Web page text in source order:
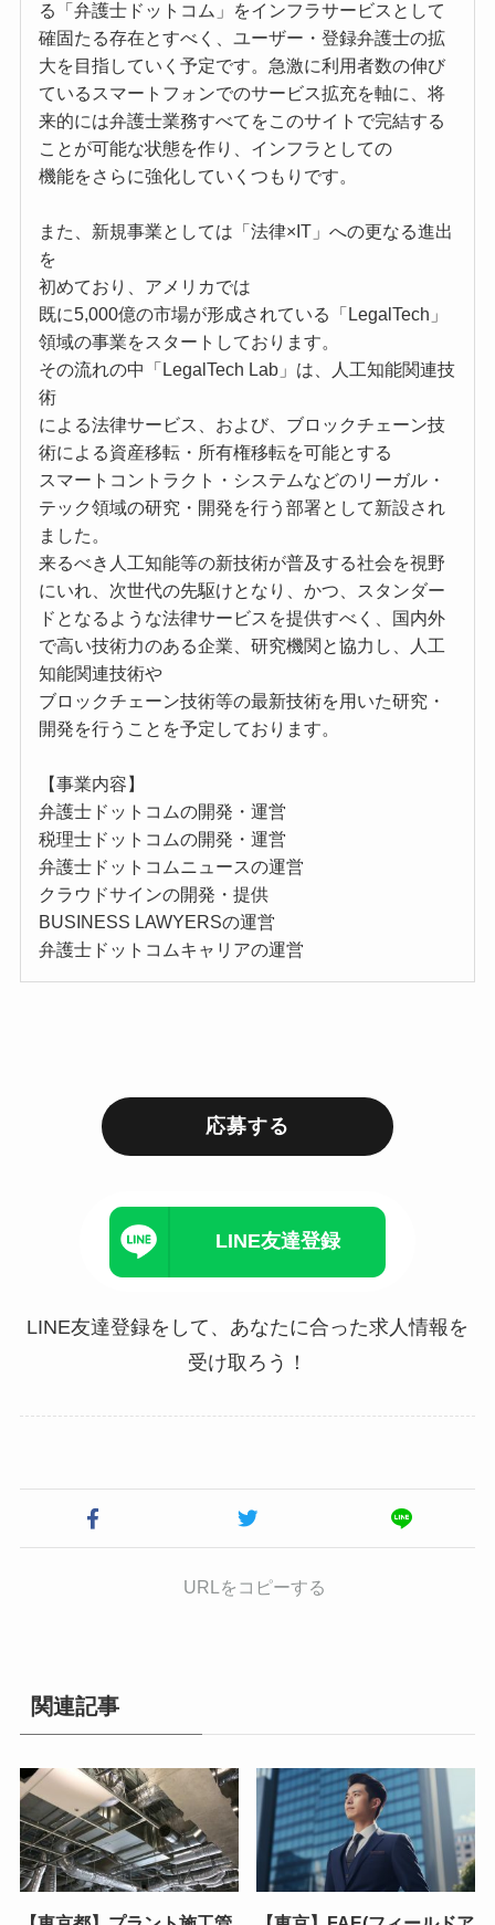
る「弁護士ドットコム」をインフラサービスとして
確固たる存在とすべく、ユーザー・登録弁護士の拡
大を目指していく予定です。急激に利用者数の伸び
ているスマートフォンでのサービス拡充を軸に、将
来的には弁護士業務すべてをこのサイトで完結する
ことが可能な状態を作り、インフラとしての
機能をさらに強化していくつもりです。
また、新規事業としては「法律×IT」への更なる進出
を
初めており、アメリカでは
既に5,000億の市場が形成されている「LegalTech」
領域の事業をスタートしております。
その流れの中「LegalTech Lab」は、人工知能関連技
術
による法律サービス、および、ブロックチェーン技
術による資産移転・所有権移転を可能とする
スマートコントラクト・システムなどのリーガル・
テック領域の研究・開発を行う部署として新設され
ました。
来るべき人工知能等の新技術が普及する社会を視野
にいれ、次世代の先駆けとなり、かつ、スタンダー
ドとなるような法律サービスを提供すべく、国内外
で⾼い技術⼒のある企業、研究機関と協⼒し、人工
知能関連技術や
ブロックチェーン技術等の最新技術を用いた研究・
開発を⾏うことを予定しております。
【事業内容】
弁護士ドットコムの開発・運営
税理士ドットコムの開発・運営
弁護士ドットコムニュースの運営
クラウドサインの開発・提供
BUSINESS LAWYERSの運営
弁護士ドットコムキャリアの運営
応募する
LINE友達登録
LINE友達登録をして、あなたに合った求人情報を
受け取ろう！
URLをコピーする
関連記事